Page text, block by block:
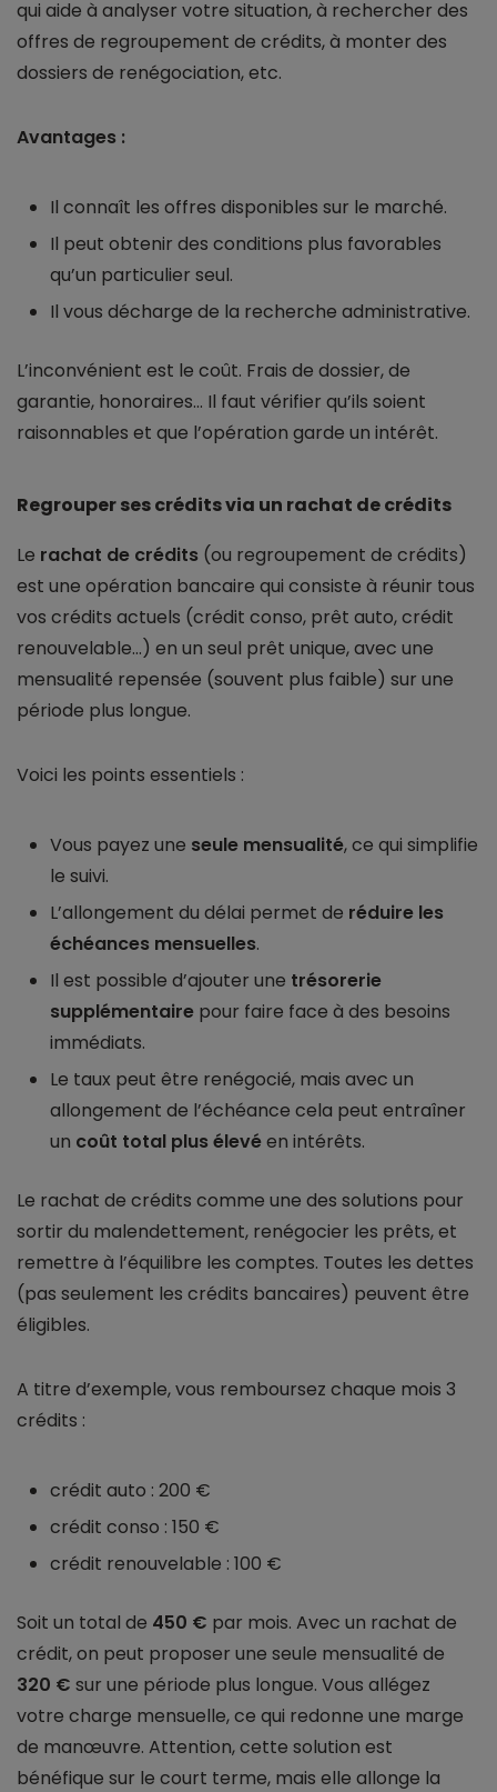
qui aide à analyser votre situation, à rechercher des
offres de regroupement de crédits, à monter des
dossiers de renégociation, etc.
Avantages :
Il connaît les offres disponibles sur le marché.
Il peut obtenir des conditions plus favorables
qu’un particulier seul.
Il vous décharge de la recherche administrative.
L’inconvénient est le coût. Frais de dossier, de
garantie, honoraires... Il faut vérifier qu’ils soient
raisonnables et que l’opération garde un intérêt.
Regrouper ses crédits via un rachat de crédits
Le rachat de crédits (ou regroupement de crédits)
est une opération bancaire qui consiste à réunir tous
vos crédits actuels (crédit conso, prêt auto, crédit
renouvelable…) en un seul prêt unique, avec une
mensualité repensée (souvent plus faible) sur une
période plus longue.
Voici les points essentiels :
Vous payez une seule mensualité, ce qui simplifie
le suivi.
L’allongement du délai permet de réduire les
échéances mensuelles.
Il est possible d’ajouter une trésorerie
supplémentaire pour faire face à des besoins
immédiats.
Le taux peut être renégocié, mais avec un
allongement de l’échéance cela peut entraîner
un coût total plus élevéen intérêts.
Le rachat de crédits comme une des solutions pour
sortir du malendettement, renégocier les prêts, et
remettre à l’équilibre les comptes. Toutes les dettes
(pas seulement les crédits bancaires) peuvent être
éligibles.
A titre d’exemple, vous remboursez chaque mois 3
crédits :
crédit auto : 200 €
crédit conso : 150 €
crédit renouvelable : 100 €
Soit un total de 450 € par mois. Avec un rachat de
crédit, on peut proposer une seule mensualité de
320 € sur une période plus longue. Vous allégez
votre charge mensuelle, ce qui redonne une marge
de manœuvre. Attention, cette solution est
bénéfique sur le court terme, mais elle allonge la